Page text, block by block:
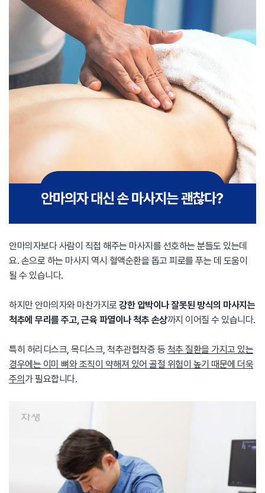
안마의자보다 사람이 직접 해주는 마사지를 선호하는 분들도 있는데
요. 손으로 하는 마사지 역시 혈액순환을 돕고 피로를 푸는 데 도움이
될 수 있습니다.
하지만 안마의자와 마찬가지로 강한 압박이나 잘못된 방식의 마사지는
척추에 무리를 주고, 근육 파열이나 척추 손상까지 이어질 수 있습니다.
특히 허리디스크, 목디스크, 척추관협착증 등 척추 질환을 가지고 있는
경우에는 이미 뼈와 조직이 약해져 있어 골절 위험이 높기 때문에 더욱
주의 가 필요합니다.